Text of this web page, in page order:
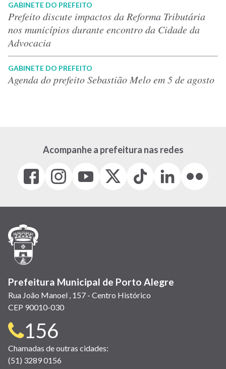
GABINETE DO PREFEITO
Prefeito discute impactos da Reforma Tributária
nos municípios durante encontro da Cidade da
Advocacia
GABINETE DO PREFEITO
Agenda do prefeito Sebastião Melo em 5 de agosto
Acompanhe a prefeitura nas redes
Facebook
(link
em
janela)
Instagram
(link
em
(link
em
(Antigo
(link
Tiktok
(link
em
LinkedIn
(link
em
(link
em
Prefeitura Municipal de Porto Alegre
Rua João Manoel , 157 - Centro Histórico
CEP 90010-030
Telefone
para
156
Chamadas de outras cidades:
(51) 3289 0156